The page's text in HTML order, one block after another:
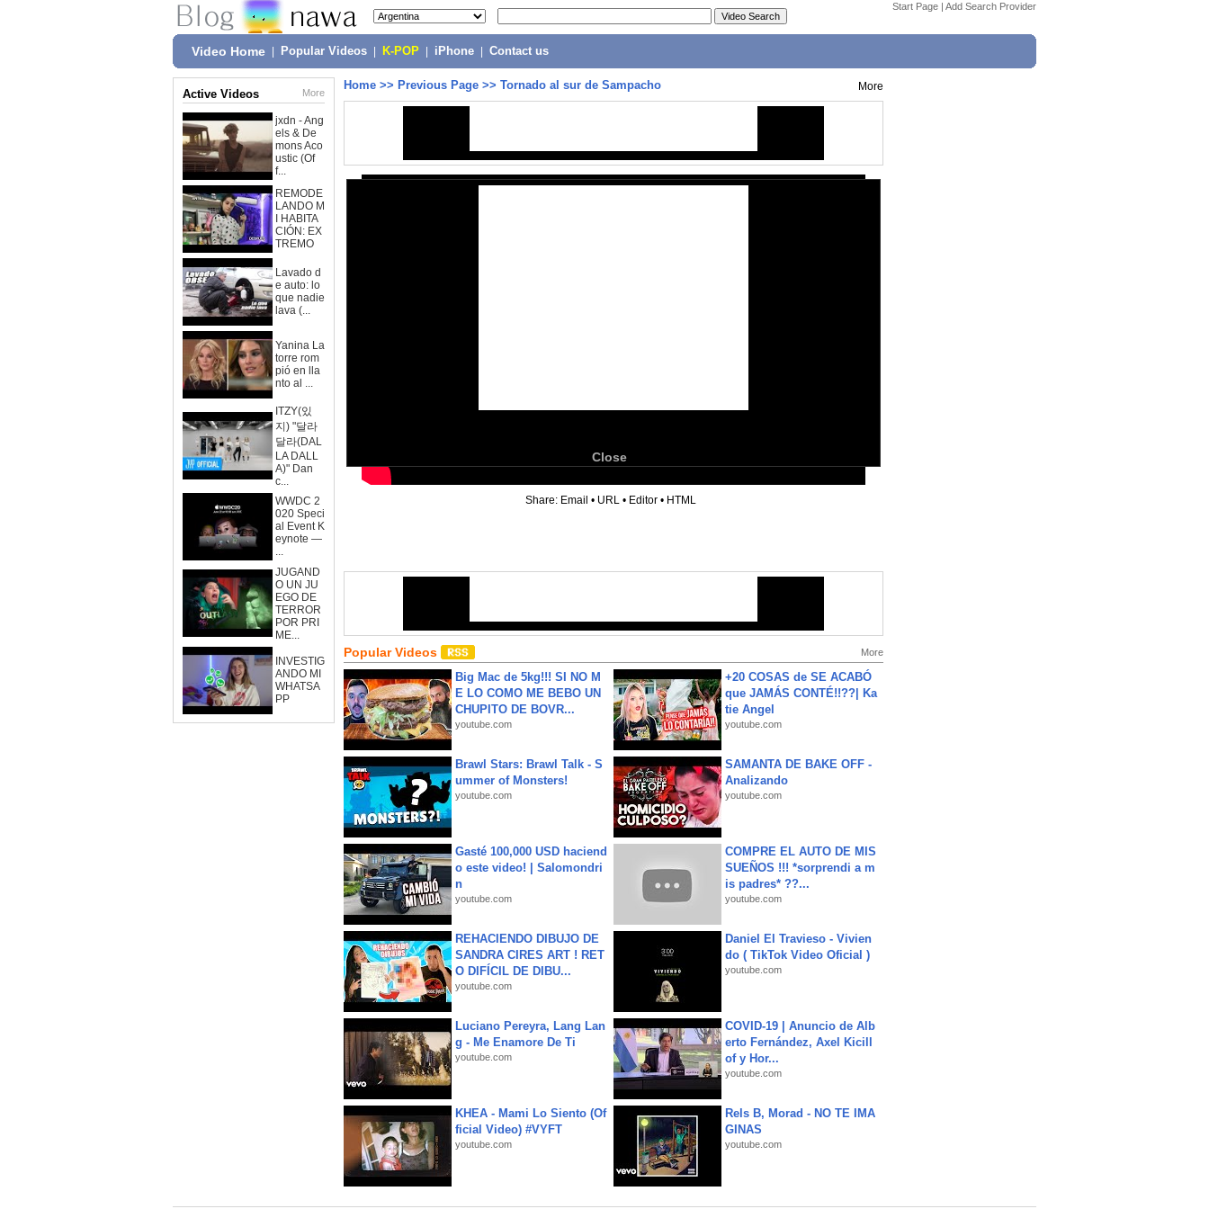
Start Page | Add Search Provider
Video Home Popular Videos K-POP iPhone Contact us
Active Videos More
jxdn - Ang
els & De
mons Aco
ustic (Of
f...
REMODE
LANDO M
I HABITA
CIÓN: EX
TREMO
Lavado d
e auto: lo
que nadie
lava (...
Yanina La
torre rom
pió en lla
nto al ...
ITZY(있
지) "달라
달라(DAL
LA DALL
A)" Dan
c...
WWDC 2
020 Speci
al Event K
eynote —
...
JUGAND
O UN JU
EGO DE
TERROR
POR PRI
ME...
INVESTIG
ANDO MI
WHATSA
PP
Home >> Previous Page >> Tornado al sur de Sampacho More
Close
Share: Email • URL • Editor • HTML
Popular Videos More
Big Mac de 5kg!!! SI NO M
E LO COMO ME BEBO UN
CHUPITO DE BOVR...
youtube.com
+20 COSAS de SE ACABÓ
que JAMÁS CONTÉ!!??| Ka
tie Angel
youtube.com
Brawl Stars: Brawl Talk - S
ummer of Monsters!
youtube.com
SAMANTA DE BAKE OFF -
Analizando
youtube.com
Gasté 100,000 USD haciend
o este video! | Salomondri
n
youtube.com
COMPRE EL AUTO DE MIS
SUEÑOS !!! *sorprendi a m
is padres* ??...
youtube.com
REHACIENDO DIBUJO DE
SANDRA CIRES ART ! RET
O DIFÍCIL DE DIBU...
youtube.com
Daniel El Travieso - Vivien
do ( TikTok Video Oficial )
youtube.com
Luciano Pereyra, Lang Lan
g - Me Enamore De Ti
youtube.com
COVID-19 | Anuncio de Alb
erto Fernández, Axel Kicill
of y Hor...
youtube.com
KHEA - Mami Lo Siento (Of
ficial Video) #VYFT
youtube.com
Rels B, Morad - NO TE IMA
GINAS
youtube.com